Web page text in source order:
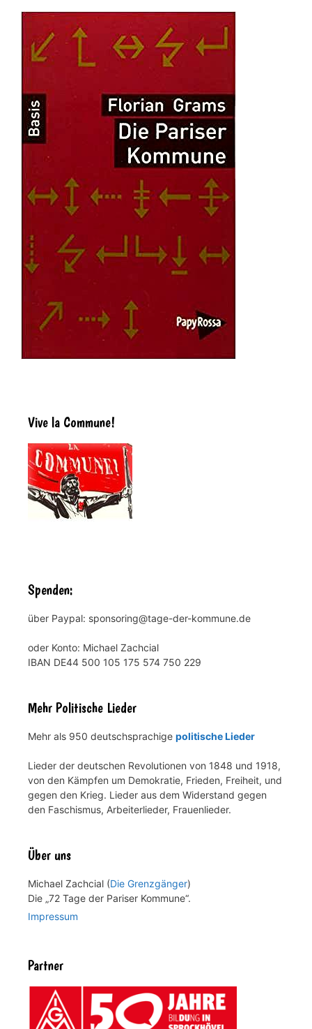
Vive la Commune!
Spenden:
über Paypal: sponsoring@tage-der-kommune.de
oder Konto: Michael Zachcial
IBAN DE44 500 105 175 574 750 229
Mehr Politische Lieder
Mehr als 950 deutschsprachige politische Lieder
Lieder der deutschen Revolutionen von 1848 und 1918,
von den Kämpfen um Demokratie, Frieden, Freiheit, und
gegen den Krieg. Lieder aus dem Widerstand gegen
den Faschismus, Arbeiterlieder, Frauenlieder.
Über uns
Michael Zachcial (Die Grenzgänger)
Die „72 Tage der Pariser Kommune“.
Impressum
Partner